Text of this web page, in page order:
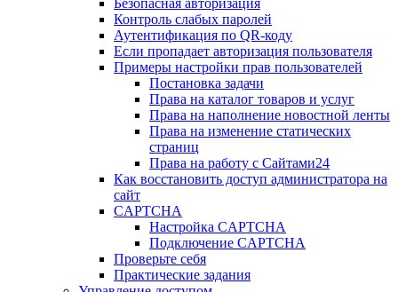
Безопасная авторизация
Контроль слабых паролей
Аутентификация по QR-коду
Если пропадает авторизация пользователя
Примеры настройки прав пользователей
Постановка задачи
Права на каталог товаров и услуг
Права на наполнение новостной ленты
Права на изменение статических
страниц
Права на работу с Сайтами24
Как восстановить доступ администратора на
сайт
CAPTCHA
Настройка CAPTCHA
Подключение CAPTCHA
Проверьте себя
Практические задания